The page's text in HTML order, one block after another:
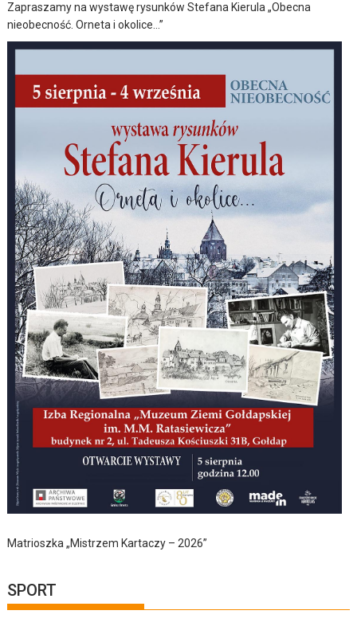
Zapraszamy na wystawę rysunków Stefana Kierula „Obecna
nieobecność. Orneta i okolice…”
Matrioszka „Mistrzem Kartaczy – 2026”
SPORT